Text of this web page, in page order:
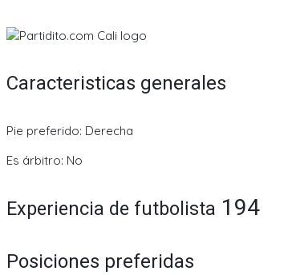
Caracteristicas generales
Pie preferido: Derecha
Es árbitro: No
Experiencia de futbolista 194
Posiciones preferidas